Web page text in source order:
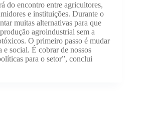
do encontro entre agricultores,
e instituições. Durante o
muitas alternativas para que
agroindustrial sem a
O primeiro passo é mudar
e social. É cobrar de nossos
para o setor”, conclui